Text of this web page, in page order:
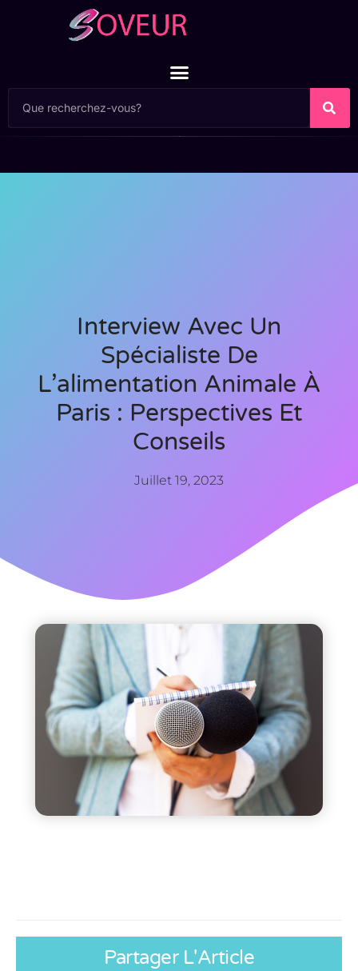
Interview Avec Un
Spécialiste De
L’alimentation Animale À
Paris : Perspectives Et
Conseils
Juillet 19, 2023
Partager L'Article